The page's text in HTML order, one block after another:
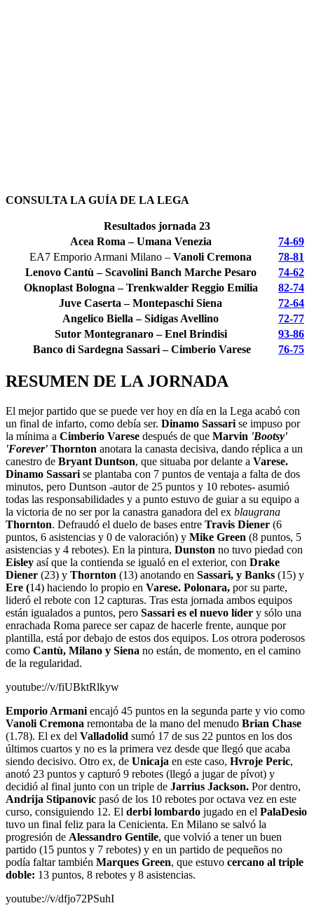
CONSULTA LA GUÍA DE LA LEGA
Resultados jornada 23
Acea Roma – Umana Venezia
74-69
EA7 Emporio Armani Milano – Vanoli Cremona
78-81
Lenovo Cantù – Scavolini Banch Marche Pesaro
74-62
Oknoplast Bologna – Trenkwalder Reggio Emilia
82-74
Juve Caserta – Montepaschi Siena
72-64
Angelico Biella – Sidigas Avellino
72-77
Sutor Montegranaro – Enel Brindisi
93-86
Banco di Sardegna Sassari– Cimberio Varese 76-75
RESUMEN DE LA JORNADA
El mejor partido que se puede ver hoy en día en la Lega acabó con
un final de infarto, como debía ser. Dinamo Sassari se impuso por
la mínima a Cimberio Varese después de que Marvin 'Bootsy'
'Forever' Thornton anotara la canasta decisiva, dando réplica a un
canestro de Bryant Duntson, que situaba por delante a Varese.
Dinamo Sassari se plantaba con 7 puntos de ventaja a falta de dos
minutos, pero Duntson -autor de 25 puntos y 10 rebotes- asumió
todas las responsabilidades y a punto estuvo de guiar a su equipo a
la victoria de no ser por la canastra ganadora del ex blaugrana
Thornton. Defraudó el duelo de bases entre Travis Diener (6
puntos, 6 asistencias y 0 de valoración) y Mike Green (8 puntos, 5
asistencias y 4 rebotes). En la pintura, Dunston no tuvo piedad con
Eisley así que la contienda se igualó en el exterior, con Drake
Diener (23) y Thornton (13) anotando en Sassari, y Banks (15) y
Ere (14) haciendo lo propio en Varese. Polonara, por su parte,
lideró el rebote con 12 capturas. Tras esta jornada ambos equipos
están igualados a puntos, pero Sassari es el nuevo líder y sólo una
enrachada Roma parece ser capaz de hacerle frente, aunque por
plantilla, está por debajo de estos dos equipos. Los otrora poderosos
como Cantù, Milano y Siena no están, de momento, en el camino
de la regularidad.
youtube://v/fiUBktRlkyw
Emporio Armani encajó 45 puntos en la segunda parte y vio como
Vanoli Cremona remontaba de la mano del menudo Brian Chase
(1.78). El ex del Valladolid sumó 17 de sus 22 puntos en los dos
últimos cuartos y no es la primera vez desde que llegó que acaba
siendo decisivo. Otro ex, de Unicaja en este caso, Hvroje Peric,
anotó 23 puntos y capturó 9 rebotes (llegó a jugar de pívot) y
decidió al final junto con un triple de Jarrius Jackson. Por dentro,
Andrija Stipanovic pasó de los 10 rebotes por octava vez en este
curso, consiguiendo 12. El derbi lombardo jugado en el PalaDesio
tuvo un final feliz para la Cenicienta. En Milano se salvó la
progresión de Alessandro Gentile, que volvió a tener un buen
partido (15 puntos y 7 rebotes) y en un partido de pequeños no
podía faltar también Marques Green, que estuvo cercano al triple
doble: 13 puntos, 8 rebotes y 8 asistencias.
youtube://v/dfjo72PSuhI